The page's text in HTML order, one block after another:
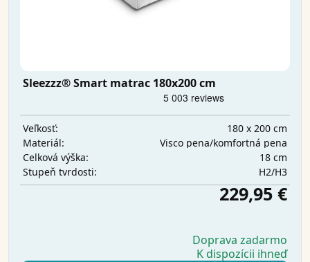
Sleezzz® Smart matrac 180x200 cm
Veľkosť:
180 x 200 cm
Materiál:
Visco pena/komfortná pena
Celková výška:
18 cm
Stupeň tvrdosti:
H2/H3
229,95 €
Doprava zadarmo
K dispozícii ihneď